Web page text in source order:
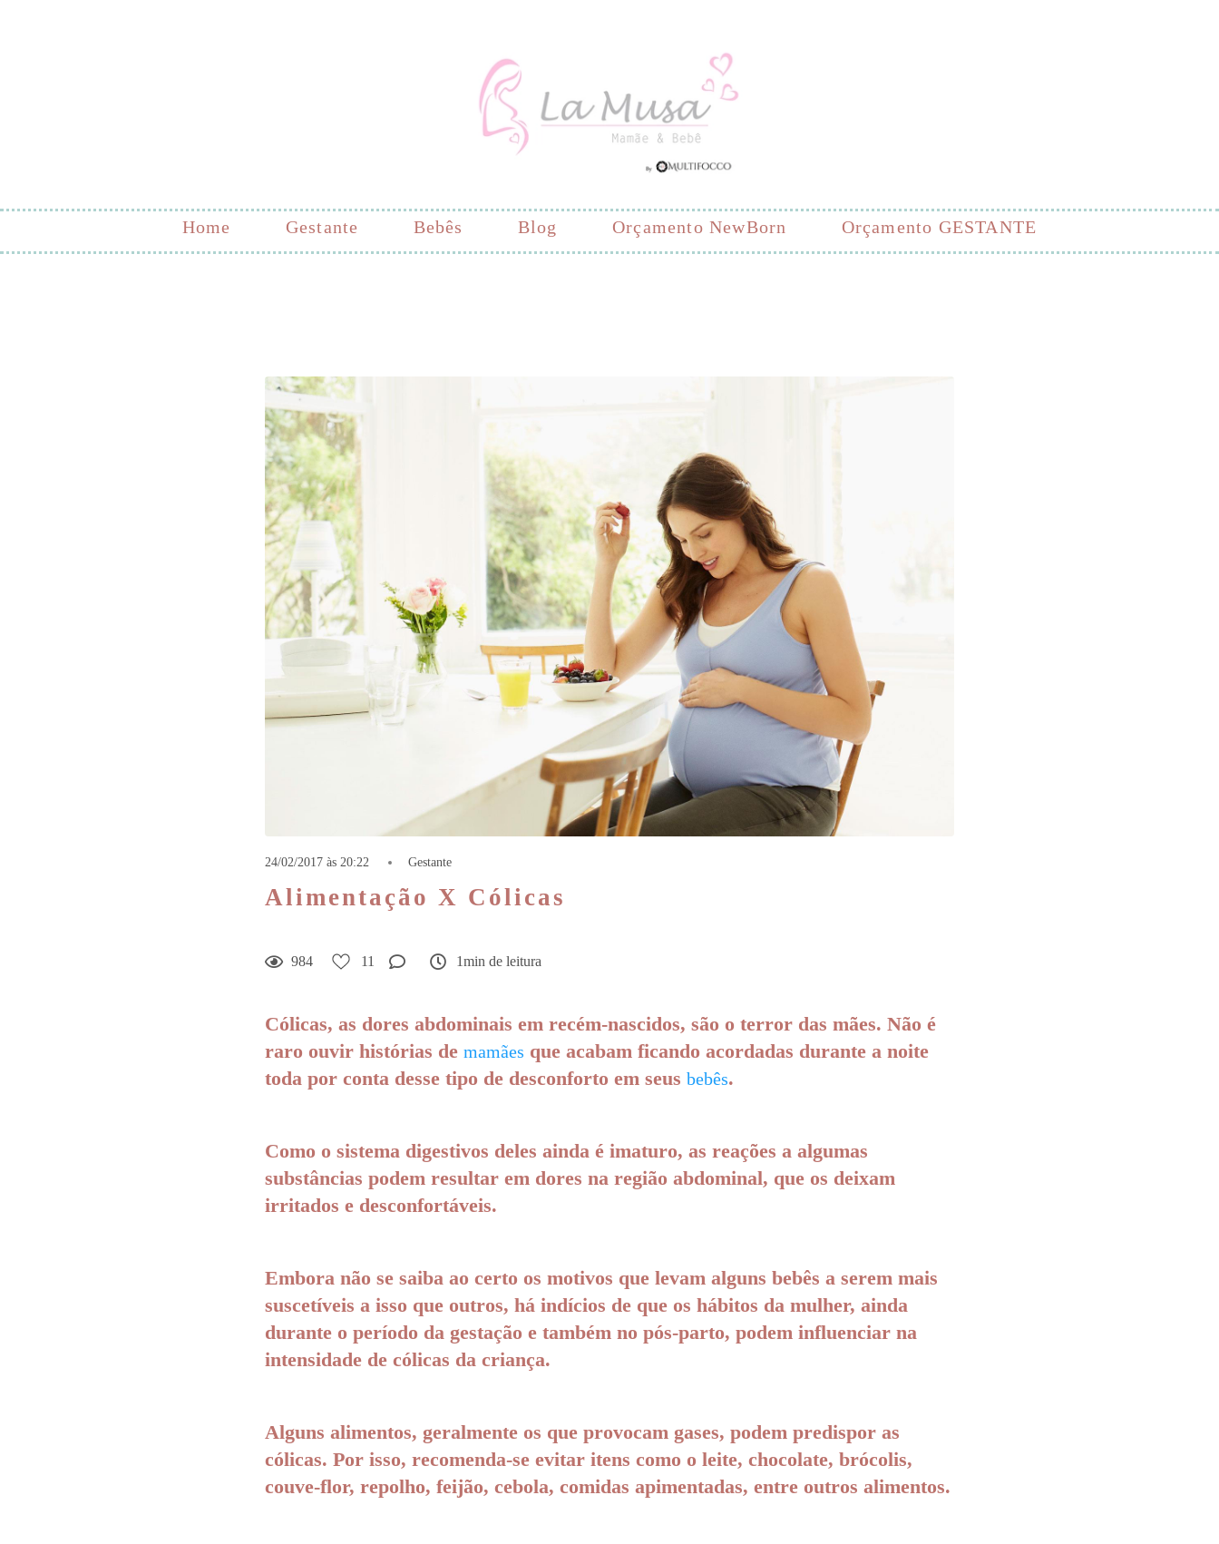
Home Gestante Bebês Blog Orçamento NewBorn Orçamento GESTANTE
24/02/2017 às 20:22 Gestante
Alimentação X Cólicas
984 11 1min de leitura
Cólicas, as dores abdominais em recém-nascidos, são o terror das mães. Não é
raro ouvir histórias de mamães que acabam ficando acordadas durante a noite
toda por conta desse tipo de desconforto em seus bebês.
Como o sistema digestivos deles ainda é imaturo, as reações a algumas
substâncias podem resultar em dores na região abdominal, que os deixam
irritados e desconfortáveis.
Embora não se saiba ao certo os motivos que levam alguns bebês a serem mais
suscetíveis a isso que outros, há indícios de que os hábitos da mulher, ainda
durante o período da gestação e também no pós-parto, podem influenciar na
intensidade de cólicas da criança.
Alguns alimentos, geralmente os que provocam gases, podem predispor as
cólicas. Por isso, recomenda-se evitar itens como o leite, chocolate, brócolis,
couve-flor, repolho, feijão, cebola, comidas apimentadas, entre outros alimentos.